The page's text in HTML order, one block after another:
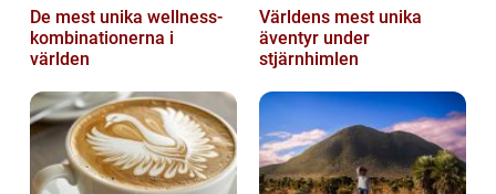
De mest unika wellness-
kombinationerna i
världen
Världens mest unika
äventyr under
stjärnhimlen